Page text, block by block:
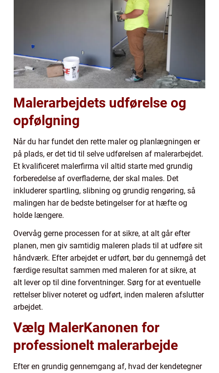
Malerarbejdets udførelse og
opfølgning
Når du har fundet den rette maler og planlægningen er
på plads, er det tid til selve udførelsen af malerarbejdet.
Et kvalificeret malerfirma vil altid starte med grundig
forberedelse af overfladerne, der skal males. Det
inkluderer spartling, slibning og grundig rengøring, så
malingen har de bedste betingelser for at hæfte og
holde længere.
Overvåg gerne processen for at sikre, at alt går efter
planen, men giv samtidig maleren plads til at udføre sit
håndværk. Efter arbejdet er udført, bør du gennemgå det
færdige resultat sammen med maleren for at sikre, at
alt lever op til dine forventninger. Sørg for at eventuelle
rettelser bliver noteret og udført, inden maleren afslutter
arbejdet.
Vælg MalerKanonen for
professionelt malerarbejde
Efter en grundig gennemgang af, hvad der kendetegner